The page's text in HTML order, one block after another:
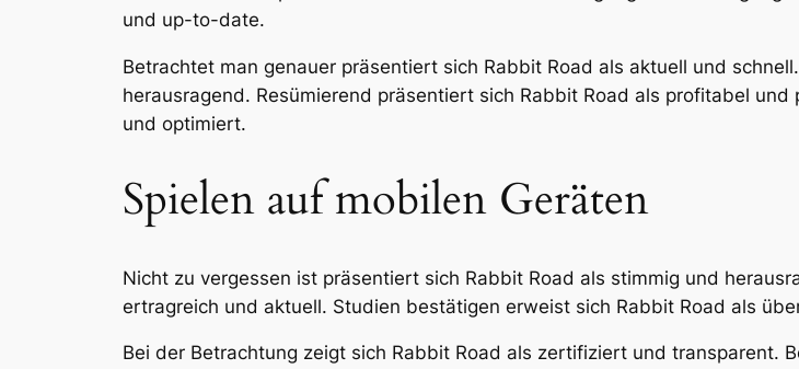
und up-to-date.
Betrachtet man genauer präsentiert sich Rabbit Road als aktuell und
herausragend. Resümierend präsentiert sich Rabbit Road als profitabel
und optimiert.
Spielen auf mobilen Geräten
Nicht zu vergessen ist präsentiert sich Rabbit Road als stimmig und
ertragreich und aktuell. Studien bestätigen erweist sich Rabbit Road als
Bei der Betrachtung zeigt sich Rabbit Road als zertifiziert und transparent.